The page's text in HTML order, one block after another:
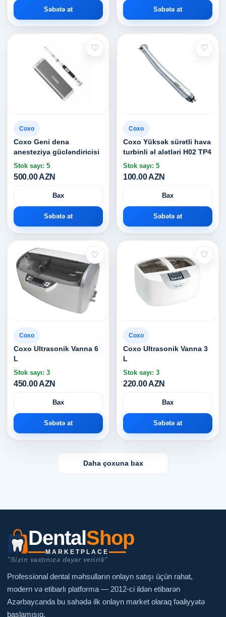
Səbətə at Səbətə at
♡
Coxo
Coxo Geni dena
anesteziya gücləndiricisi
Stok sayı: 5
500.00 AZN
Bax
Səbətə at
♡
Coxo
Coxo Yüksək sürətli hava
turbinli əl alətləri H02 TP4
Stok sayı: 5
100.00 AZN
Bax
Səbətə at
♡
Coxo
Coxo Ultrasonik Vanna 6
L
Stok sayı: 3
450.00 AZN
Bax
Səbətə at
♡
Coxo
Coxo Ultrasonik Vanna 3
L
Stok sayı: 3
220.00 AZN
Bax
Səbətə at
Daha çoxuna bax
DentalShop
MARKETPLACE
"Sizin vaxtınıza dəyər veririk"
Professional dental məhsulların onlayn satışı üçün rahat,
modern və etibarlı platforma — 2012-ci ildən etibarən
Azərbaycanda bu sahədə ilk onlayn market olaraq fəaliyyətə
başlamışıq.